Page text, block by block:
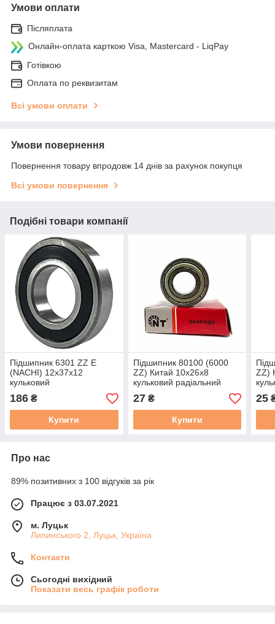
Умови оплати
Післяплата
Онлайн-оплата карткою Visa, Mastercard - LiqPay
Готівкою
Оплата по реквизитам
Всі умови оплати
Умови повернення
Повернення товару впродовж 14 днів за рахунок покупця
Всі умови повернення
Подібні товари компанії
Підшипник 6301 ZZ E
(NACHI) 12x37x12
кульковий
186 ₴
Купити
Підшипник 80100 (6000
ZZ) Китай 10x26x8
кульковий радіальний
27₴
Купити
ZZ)
25
Про нас
89% позитивних з 100 відгуків за рік
Працює з 03.07.2021
м. Луцьк
Липинського 2, Луцьк, Україна
Контакти
Сьогодні вихідний
Показати весь графік роботи